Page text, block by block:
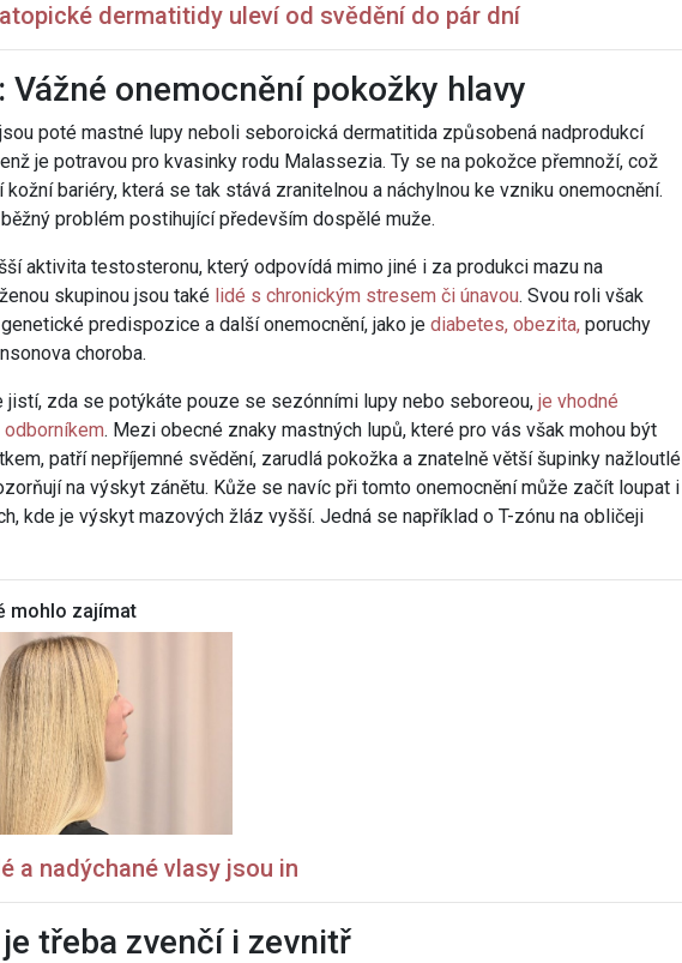
dermatitidy uleví od svědění do pár dní
Vážné onemocnění pokožky hlavy
poté mastné lupy neboli seboroická dermatitida způsobená nadprodukcí
je potravou pro kvasinky rodu Malassezia. Ty se na pokožce přemnoží, což
kožní bariéry, která se tak stává zranitelnou a náchylnou ke vzniku onemocnění.
problém postihující především dospělé muže.
aktivita testosteronu, který odpovídá mimo jiné i za produkci mazu na
skupinou jsou také lidé s chronickým stresem či únavou. Svou roli však
predispozice a další onemocnění, jako je diabetes, obezita, poruchy
choroba.
jistí, zda se potýkáte pouze se sezónními lupy nebo seboreou, je vhodné
. Mezi obecné znaky mastných lupů, které pro vás však mohou být
patří nepříjemné svědění, zarudlá pokožka a znatelně větší šupinky nažloutlé
na výskyt zánětu. Kůže se navíc při tomto onemocnění může začít loupat i
kde je výskyt mazových žláz vyšší. Jedná se například o T-zónu na obličeji
mohlo zajímat
a nadýchané vlasy jsou in
třeba zvenčí i zevnitř